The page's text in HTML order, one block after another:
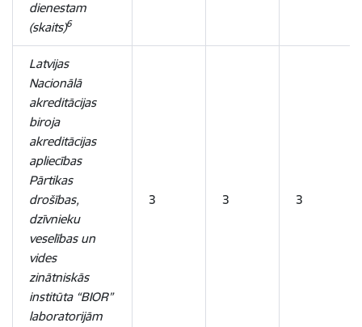
dienestam
(skaits)6
Latvijas
Nacionālā
akreditācijas
biroja
akreditācijas
apliecības
Pārtikas
drošības,
dzīvnieku
veselības un
vides
zinātniskās
institūta “BIOR”
laboratorijām
3 3 3